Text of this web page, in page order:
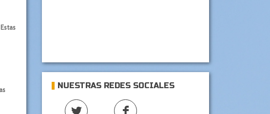
NUESTRAS REDES SOCIALES